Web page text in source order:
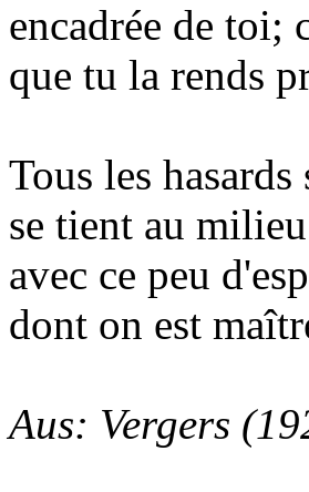
encadrée de toi;
que tu la rends
Tous les
se tient au
avec ce peu
dont on est
Aus: Vergers